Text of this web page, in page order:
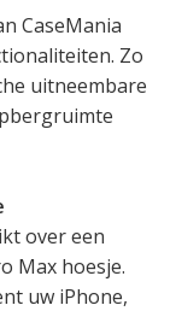
CaseMania
Zo
uitneembare
over een
Max hoesje.
uw iPhone,